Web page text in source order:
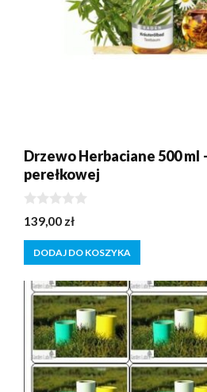
Drzewo Herbaciane 500 ml
perełkowej
0
z
5
139,00 zł
DODAJ DO KOSZYKA